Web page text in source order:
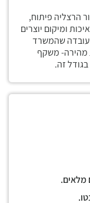
הרצליה פיתוח,
ומיקום יוצרים
שהמשרד
מהירה- משקף
זה.